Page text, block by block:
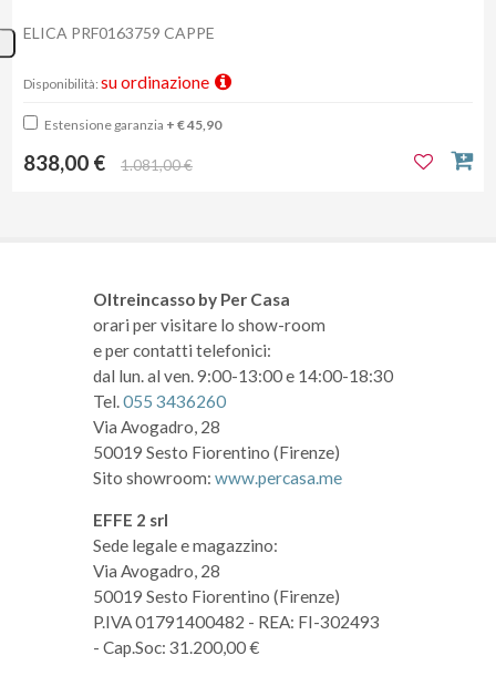
ELICA PRF0163759 CAPPE
Disponibilità: su ordinazione
Estensione garanzia + € 45,90
838,00 € 1.081,00 €
Oltreincasso by Per Casa
orari per visitare lo show-room
e per contatti telefonici:
dal lun. al ven. 9:00-13:00 e 14:00-18:30
Tel.055 3436260
Via Avogadro, 28
50019 Sesto Fiorentino (Firenze)
Sito showroom: www.percasa.me
EFFE 2 srl
Sede legale e magazzino:
Via Avogadro, 28
50019 Sesto Fiorentino (Firenze)
P.IVA 01791400482 - REA: FI-302493
- Cap.Soc: 31.200,00 €